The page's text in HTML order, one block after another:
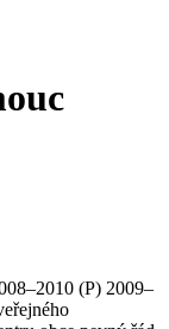
(P) 2009–